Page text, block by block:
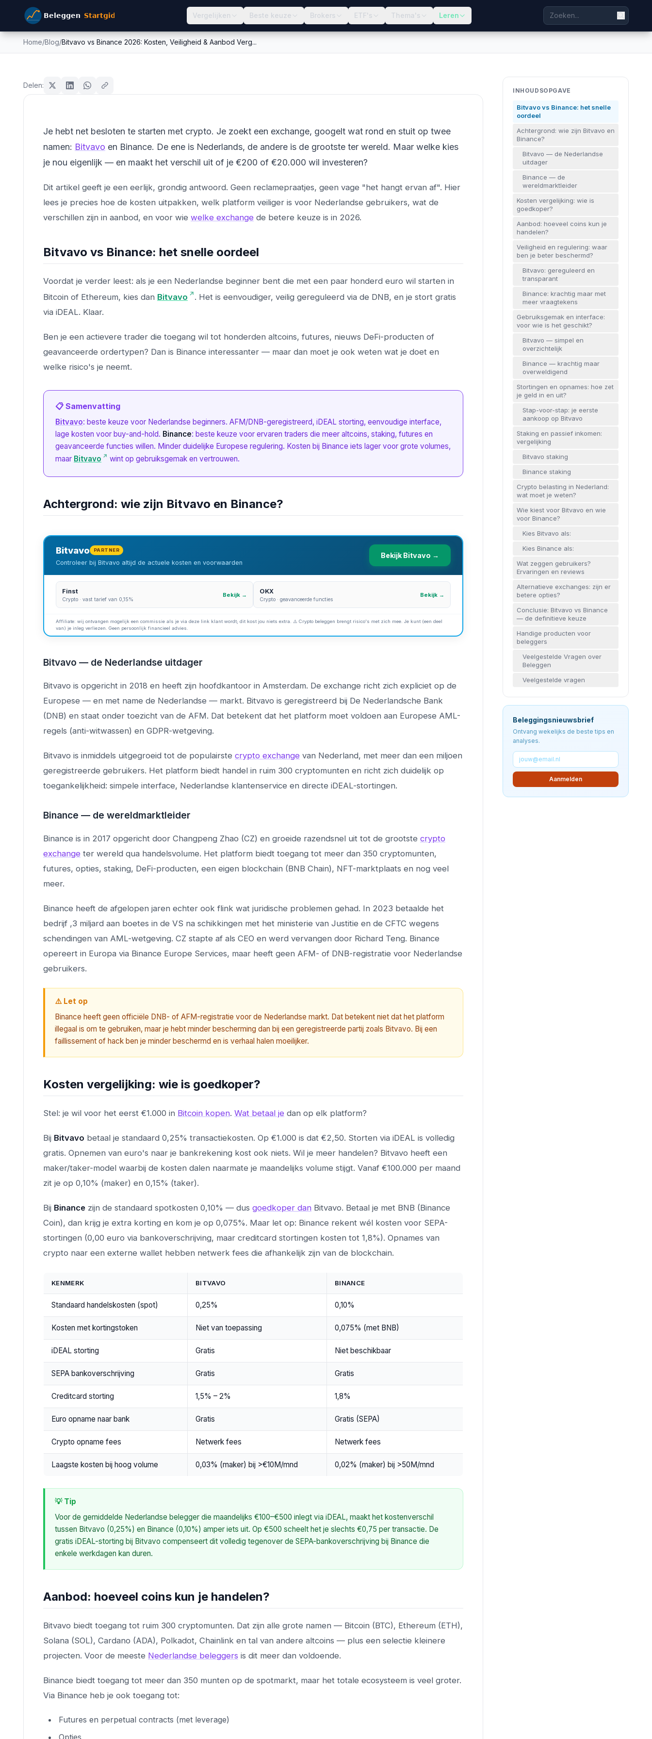
Vergelijken Beste keuze Brokers ETF's Thema's Leren
Home/Blog/Bitvavo vs Binance 2026: Kosten, Veiligheid & Aanbod Verg...
& Aanbod Verg...
Delen:
Je hebt net besloten te starten met crypto. Je zoekt een exchange, googelt wat rond en stuit op twee
namen: Bitvavo en Binance. De ene is Nederlands, de andere is de grootste ter wereld. Maar welke kies
je nou eigenlijk — en maakt het verschil uit of je €200 of €20.000 wil investeren?
Dit artikel geeft je een eerlijk, grondig antwoord. Geen reclamepraatjes, geen vage "het hangt ervan af". Hier
lees je precies hoe de kosten uitpakken, welk platform veiliger is voor Nederlandse gebruikers, wat de
verschillen zijn in aanbod, en voor wie welke exchange de betere keuze is in 2026.
Bitvavo vs Binance: het snelle oordeel
Voordat je verder leest: als je een Nederlandse beginner bent die met een paar honderd euro wil starten in
Bitcoin of Ethereum, kies dan Bitvavo
. Het is eenvoudiger, veilig gereguleerd via de DNB, en je stort gratis
via iDEAL. Klaar.
Ben je een actievere trader die toegang wil tot honderden altcoins, futures, nieuws DeFi-producten of
geavanceerde ordertypen? Dan is Binance interessanter — maar dan moet je ook weten wat je doet en
welke risico's je neemt.
📋 Samenvatting
Bitvavo: beste keuze voor Nederlandse beginners. AFM/DNB-geregistreerd, iDEAL storting, eenvoudige interface,
lage kosten voor buy-and-hold. Binance: beste keuze voor ervaren traders die meer altcoins, staking, futures en
geavanceerde functies willen. Minder duidelijke Europese regulering. Kosten bij Binance iets lager voor grote volumes,
maar Bitvavo wint op gebruiksgemak en vertrouwen.
Achtergrond: wie zijn Bitvavo en Binance?
Bitvavo PARTNER
Controleer bij Bitvavo altijd de actuele kosten en voorwaarden
Bekijk Bitvavo →
Finst
Crypto · vast tarief van 0,15%
Bekijk → OKX
Crypto · geavanceerde functies
Bekijk →
Affiliate: wij ontvangen mogelijk een commissie als je via deze link klant wordt; dit kost jou niets extra. ⚠️ Crypto beleggen brengt risico's met zich mee. Je kunt (een deel
van) je inleg verliezen. Geen persoonlijk financieel advies.
Bitvavo — de Nederlandse uitdager
Bitvavo is opgericht in 2018 en heeft zijn hoofdkantoor in Amsterdam. De exchange richt zich expliciet op de
Europese — en met name de Nederlandse — markt. Bitvavo is geregistreerd bij De Nederlandsche Bank
(DNB) en staat onder toezicht van de AFM. Dat betekent dat het platform moet voldoen aan Europese AML-
regels (anti-witwassen) en GDPR-wetgeving.
Bitvavo is inmiddels uitgegroeid tot de populairste crypto exchange van Nederland, met meer dan een miljoen
geregistreerde gebruikers. Het platform biedt handel in ruim 300 cryptomunten en richt zich duidelijk op
toegankelijkheid: simpele interface, Nederlandse klantenservice en directe iDEAL-stortingen.
Binance — de wereldmarktleider
Binance is in 2017 opgericht door Changpeng Zhao (CZ) en groeide razendsnel uit tot de grootste crypto
exchange ter wereld qua handelsvolume. Het platform biedt toegang tot meer dan 350 cryptomunten,
futures, opties, staking, DeFi-producten, een eigen blockchain (BNB Chain), NFT-marktplaats en nog veel
meer.
Binance heeft de afgelopen jaren echter ook flink wat juridische problemen gehad. In 2023 betaalde het
bedrijf ,3 miljard aan boetes in de VS na schikkingen met het ministerie van Justitie en de CFTC wegens
schendingen van AML-wetgeving. CZ stapte af als CEO en werd vervangen door Richard Teng. Binance
opereert in Europa via Binance Europe Services, maar heeft geen AFM- of DNB-registratie voor Nederlandse
gebruikers.
⚠️ Let op
Binance heeft geen officiële DNB- of AFM-registratie voor de Nederlandse markt. Dat betekent niet dat het platform
illegaal is om te gebruiken, maar je hebt minder bescherming dan bij een geregistreerde partij zoals Bitvavo. Bij een
faillissement of hack ben je minder beschermd en is verhaal halen moeilijker.
Kosten vergelijking: wie is goedkoper?
Stel: je wil voor het eerst €1.000 in Bitcoin kopen. Wat betaal je dan op elk platform?
Bij Bitvavo betaal je standaard 0,25% transactiekosten. Op €1.000 is dat €2,50. Storten via iDEAL is volledig
gratis. Opnemen van euro's naar je bankrekening kost ook niets. Wil je meer handelen? Bitvavo heeft een
maker/taker-model waarbij de kosten dalen naarmate je maandelijks volume stijgt. Vanaf €100.000 per maand
zit je op 0,10% (maker) en 0,15% (taker).
Bij Binance zijn de standaard spotkosten 0,10% — dus goedkoper dan Bitvavo. Betaal je met BNB (Binance
Coin), dan krijg je extra korting en kom je op 0,075%. Maar let op: Binance rekent wél kosten voor SEPA-
stortingen (0,00 euro via bankoverschrijving, maar creditcard stortingen kosten tot 1,8%). Opnames van
crypto naar een externe wallet hebben netwerk fees die afhankelijk zijn van de blockchain.
KENMERK BITVAVO BINANCE
Standaard handelskosten (spot) 0,25% 0,10%
Kosten met kortingstoken Niet van toepassing 0,075% (met BNB)
iDEAL storting Gratis Niet beschikbaar
SEPA bankoverschrijving Gratis Gratis
Creditcard storting 1,5% – 2% 1,8%
Euro opname naar bank Gratis Gratis (SEPA)
Crypto opname fees Netwerk fees Netwerk fees
Laagste kosten bij hoog volume 0,03% (maker) bij >€10M/mnd 0,02% (maker) bij >50M/mnd
💡 Tip
Voor de gemiddelde Nederlandse belegger die maandelijks €100–€500 inlegt via iDEAL, maakt het kostenverschil
tussen Bitvavo (0,25%) en Binance (0,10%) amper iets uit. Op €500 scheelt het je slechts €0,75 per transactie. De
gratis iDEAL-storting bij Bitvavo compenseert dit volledig tegenover de SEPA-bankoverschrijving bij Binance die
enkele werkdagen kan duren.
Aanbod: hoeveel coins kun je handelen?
Bitvavo biedt toegang tot ruim 300 cryptomunten. Dat zijn alle grote namen — Bitcoin (BTC), Ethereum (ETH),
Solana (SOL), Cardano (ADA), Polkadot, Chainlink en tal van andere altcoins — plus een selectie kleinere
projecten. Voor de meeste Nederlandse beleggers is dit meer dan voldoende.
Binance biedt toegang tot meer dan 350 munten op de spotmarkt, maar het totale ecosysteem is veel groter.
Via Binance heb je ook toegang tot:
Futures en perpetual contracts (met leverage)
INHOUDSOPGAVE
Bitvavo vs Binance: het snelle
oordeel
Achtergrond: wie zijn Bitvavo en
Binance?
Bitvavo — de Nederlandse
uitdager
Binance — de
wereldmarktleider
Kosten vergelijking: wie is
goedkoper?
Aanbod: hoeveel coins kun je
handelen?
Veiligheid en regulering: waar
ben je beter beschermd?
Bitvavo: gereguleerd en
transparant
Binance: krachtig maar met
meer vraagtekens
Gebruiksgemak en interface:
voor wie is het geschikt?
Bitvavo — simpel en
overzichtelijk
Binance — krachtig maar
overweldigend
Stortingen en opnames: hoe zet
je geld in en uit?
Stap-voor-stap: je eerste
aankoop op Bitvavo
Staking en passief inkomen:
vergelijking
Bitvavo staking
Binance staking
Crypto belasting in Nederland:
wat moet je weten?
Wie kiest voor Bitvavo en wie
voor Binance?
Kies Bitvavo als:
Kies Binance als:
Wat zeggen gebruikers?
Ervaringen en reviews
Alternatieve exchanges: zijn er
betere opties?
Conclusie: Bitvavo vs Binance
— de definitieve keuze
Handige producten voor
beleggers
Veelgestelde Vragen over
Beleggen
Veelgestelde vragen
Beleggingsnieuwsbrief
Ontvang wekelijks de beste tips en
analyses.
Aanmelden